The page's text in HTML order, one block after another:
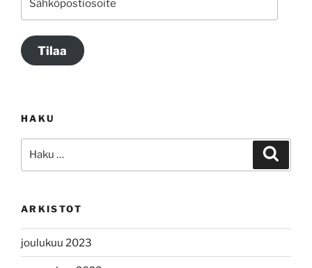
Tilaa
HAKU
ARKISTOT
joulukuu 2023